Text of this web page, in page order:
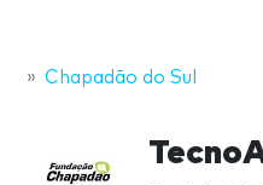
Chapadão do Sul